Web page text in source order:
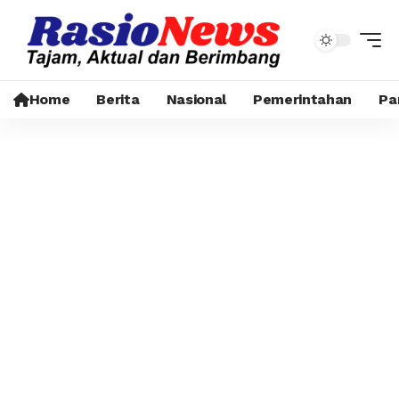
Home Berita Nasional Pemerintahan